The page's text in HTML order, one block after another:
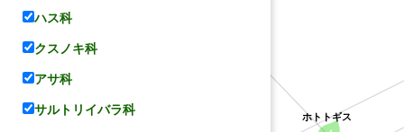
ホトトギス
ハス科
クスノキ科
アサ科
サルトリイバラ科